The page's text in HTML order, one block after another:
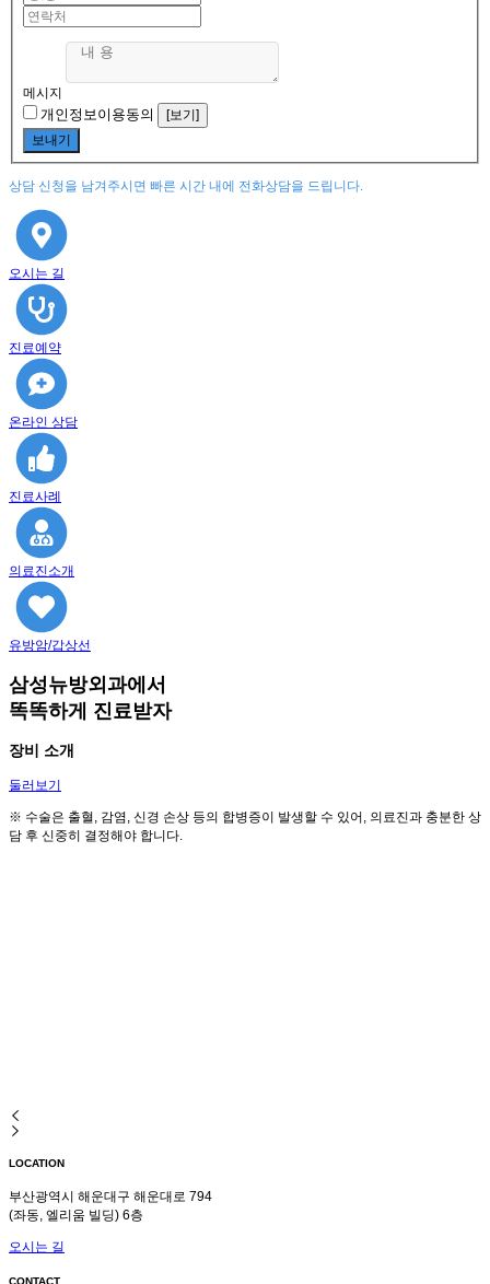
메시지
개인정보이용동의 [보기]
상담 신청을 남겨주시면 빠른 시간 내에 전화상담을 드립니다.
오시는 길
진료예약
온라인 상담
진료사례
의료진소개
유방암/갑상선
삼성뉴방외과에서
똑똑하게 진료받자
장비 소개
둘러보기
※ 수술은 출혈, 감염, 신경 손상 등의 합병증이 발생할 수 있어, 의료진과 충분한 상
담 후 신중히 결정해야 합니다.
LOCATION
부산광역시 해운대구 해운대로 794
(좌동, 엘리움 빌딩) 6층
오시는 길
CONTACT